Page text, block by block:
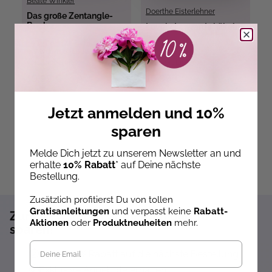
Das große Zentangle-
Buch 2
Doerthe Eisterlehner
Lovely Lanyards häkeln
Sofort Lieferbar
Zum Newsletter anmelden und 10%
sparen!*
Sofort 10% Rabatt auf die nächste Bestellung
Jetzt anmelden und 10%
sparen
Melde Dich jetzt zu unserem Newsletter an und
erhalte 10% Rabatt* auf Deine nächste
Bestellung.
Zusätzlich profitierst Du von tollen
Gratisanleitungen und verpasst keine Rabatt-
Aktionen oder Produktneuheiten mehr.